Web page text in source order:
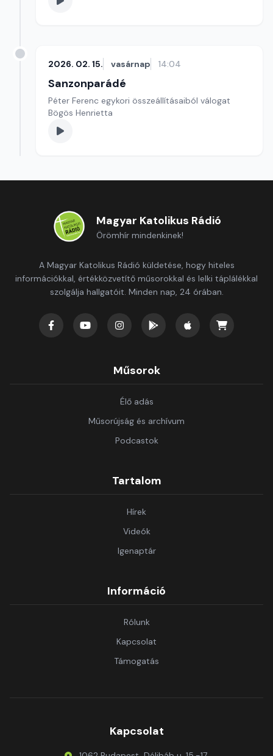
2026. 02. 15. vasárnap 14:04
Sanzonparádé
Péter Ferenc egykori összeállításaiból válogat
Bögös Henrietta
Magyar Katolikus Rádió
Örömhír mindenkinek!
A Magyar Katolikus Rádió küldetése, hogy hiteles
információkkal, értékközvetítő műsorokkal és lelki táplálékkal
szolgálja hallgatóit. Minden nap, 24 órában.
Műsorok
Élő adás
Műsorújság és archívum
Podcastok
Tartalom
Hírek
Videók
Igenaptár
Információ
Rólunk
Kapcsolat
Támogatás
Kapcsolat